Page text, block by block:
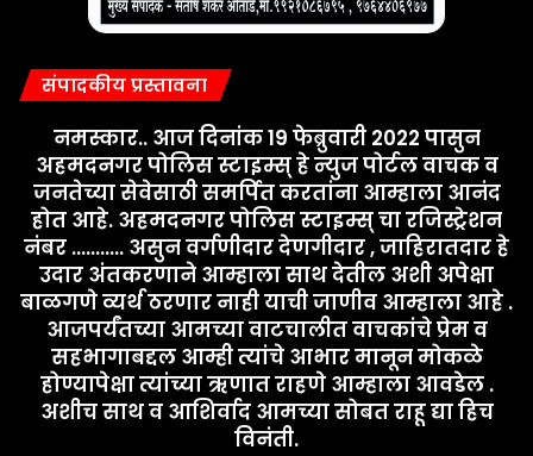
संपादकीय प्रस्तावना
नमस्कार.. आज दिनांक 19 फेब्रुवारी 2022 पासुन
अहमदनगर पोलिस स्टाइम्स् हे न्युज पोर्टल वाचक व
जनतेच्या सेवेसाठी समर्पित करतांना आम्हाला आनंद
होत आहे. अहमदनगर पोलिस स्टाइम्स् चा रजिस्ट्रेशन
नंबर ........... असुन वर्गणीदार देणगीदार , जाहिरातदार हे
उदार अंतकरणाने आम्हाला साथ देतील अशी अपेक्षा
बाळगणे व्यर्थ ठरणार नाही याची जाणीव आम्हाला आहे .
आजपर्यंतच्या आमच्या वाटचालीत वाचकांचे प्रेम व
सहभागाबद्दल आम्ही त्यांचे आभार मानून मोकळे
होण्यापेक्षा त्यांच्या ऋणात राहणे आम्हाला आवडेल .
अशीच साथ व आशिर्वाद आमच्या सोबत राहू द्या हिच
विनंती.